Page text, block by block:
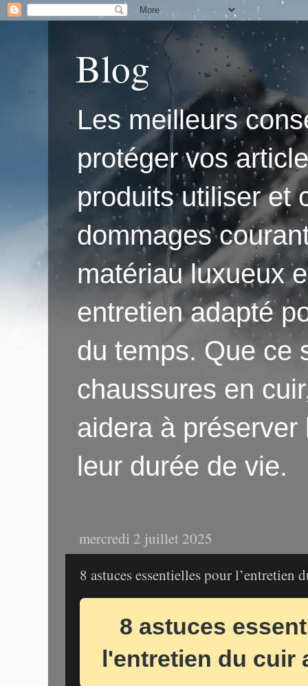
Blog
Les meilleurs
protéger vos
produits utiliser et
dommages
matériau luxueux
entretien adapté
du temps. Que ce
chaussures en
aidera à
leur durée de vie.
mercredi 2 juillet 2025
8 astuces essentielles pour l’entretien
8 astuces
l'entretien du cuir